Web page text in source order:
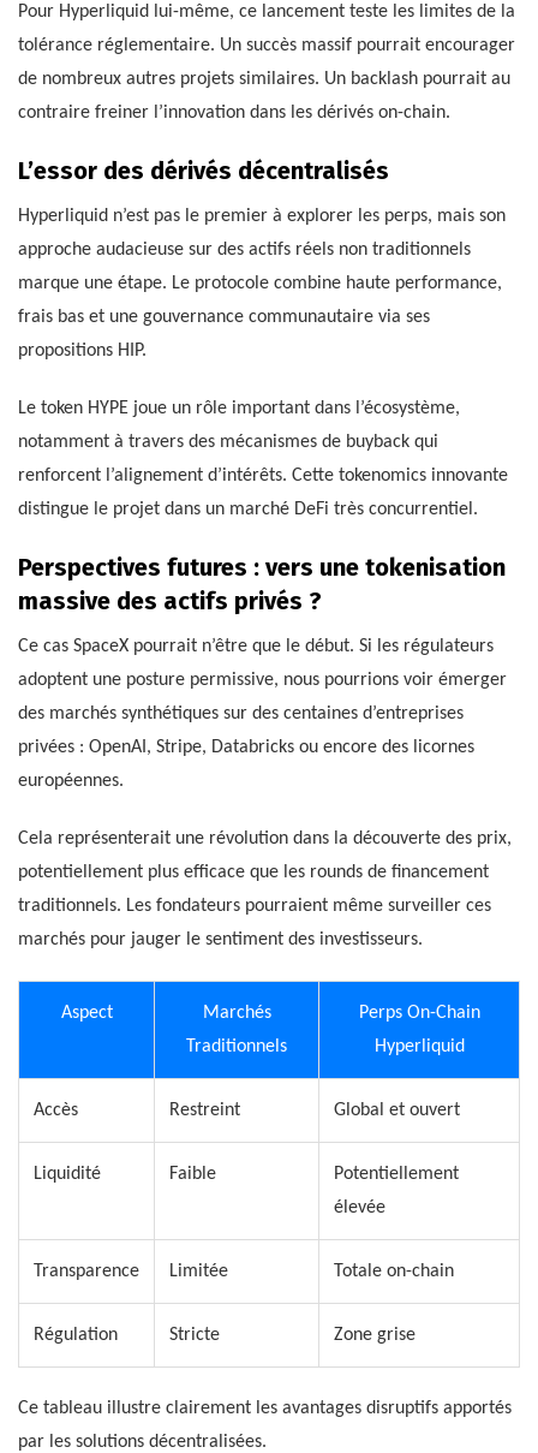
Pour Hyperliquid lui-même, ce lancement teste les limites de la
tolérance réglementaire. Un succès massif pourrait encourager
de nombreux autres projets similaires. Un backlash pourrait au
contraire freiner l’innovation dans les dérivés on-chain.
L’essor des dérivés décentralisés
Hyperliquid n’est pas le premier à explorer les perps, mais son
approche audacieuse sur des actifs réels non traditionnels
marque une étape. Le protocole combine haute performance,
frais bas et une gouvernance communautaire via ses
propositions HIP.
Le token HYPE joue un rôle important dans l’écosystème,
notamment à travers des mécanismes de buyback qui
renforcent l’alignement d’intérêts. Cette tokenomics innovante
distingue le projet dans un marché DeFi très concurrentiel.
Perspectives futures : vers une tokenisation
massive des actifs privés ?
Ce cas SpaceX pourrait n’être que le début. Si les régulateurs
adoptent une posture permissive, nous pourrions voir émerger
des marchés synthétiques sur des centaines d’entreprises
privées : OpenAI, Stripe, Databricks ou encore des licornes
européennes.
Cela représenterait une révolution dans la découverte des prix,
potentiellement plus efficace que les rounds de financement
traditionnels. Les fondateurs pourraient même surveiller ces
marchés pour jauger le sentiment des investisseurs.
Aspect
Marchés
Traditionnels
Perps On-Chain
Hyperliquid
Accès Restreint Global et ouvert
Liquidité Faible
Potentiellement
élevée
Transparence Limitée Totale on-chain
Régulation Stricte Zone grise
Ce tableau illustre clairement les avantages disruptifs apportés
par les solutions décentralisées.